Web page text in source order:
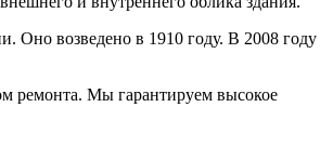
Оно возведено в 1910 году. В 2008 году
ремонта. Мы гарантируем высокое